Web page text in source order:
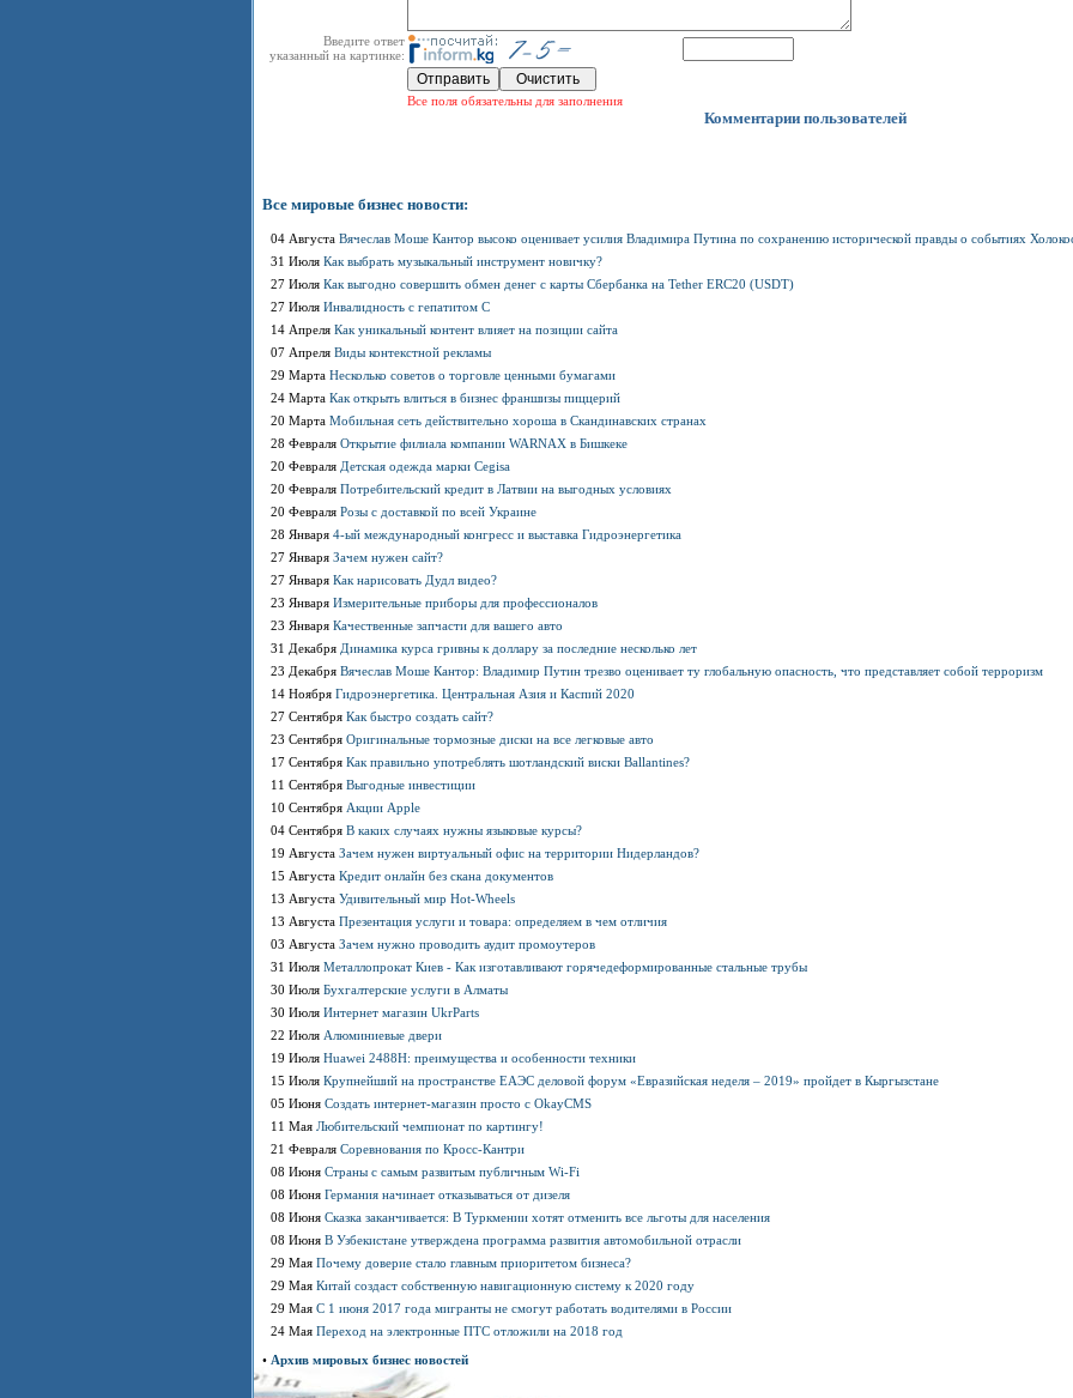
Введите ответ
указанный на картинке:
Все поля обязательны для заполнения
Комментарии пользователей
Все мировые бизнес новости:
04 Августа Вячеслав Моше Кантор высоко оценивает усилия Владимира Путина по сохранению исторической правды о событиях
31 Июля Как выбрать музыкальный инструмент новичку?
27 Июля Как выгодно совершить обмен денег с карты Сбербанка на Tether ERC20 (USDT)
27 Июля Инвалидность с гепатитом С
14 Апреля Как уникальный контент влияет на позиции сайта
07 Апреля Виды контекстной рекламы
29 Марта Несколько советов о торговле ценными бумагами
24 Марта Как открыть влиться в бизнес франшизы пиццерий
20 Марта Мобильная сеть действительно хороша в Скандинавских странах
28 Февраля Открытие филиала компании WARNAX в Бишкеке
20 Февраля Детская одежда марки Cegisa
20 Февраля Потребительский кредит в Латвии на выгодных условиях
20 Февраля Розы с доставкой по всей Украине
28 Января 4-ый международный конгресс и выставка Гидроэнергетика
27 Января Зачем нужен сайт?
27 Января Как нарисовать Дудл видео?
23 Января Измерительные приборы для профессионалов
23 Января Качественные запчасти для вашего авто
31 Декабря Динамика курса гривны к доллару за последние несколько лет
23 Декабря Вячеслав Моше Кантор: Владимир Путин трезво оценивает ту глобальную опасность, что представляет собой терроризм
14 Ноября Гидроэнергетика. Центральная Азия и Каспий 2020
27 Сентября Как быстро создать сайт?
23 Сентября Оригинальные тормозные диски на все легковые авто
17 Сентября Как правильно употреблять шотландский виски Ballantines?
11 Сентября Выгодные инвестиции
10 Сентября Акции Apple
04 Сентября В каких случаях нужны языковые курсы?
19 Августа Зачем нужен виртуальный офис на территории Нидерландов?
15 Августа Кредит онлайн без скана документов
13 Августа Удивительный мир Hot-Wheels
13 Августа Презентация услуги и товара: определяем в чем отличия
03 Августа Зачем нужно проводить аудит промоутеров
31 Июля Металлопрокат Киев - Как изготавливают горячедеформированные стальные трубы
30 Июля Бухгалтерские услуги в Алматы
30 Июля Интернет магазин UkrParts
22 Июля Алюминиевые двери
19 Июля Huawei 2488H: преимущества и особенности техники
15 Июля Крупнейший на пространстве ЕАЭС деловой форум «Евразийская неделя – 2019» пройдет в Кыргызстане
05 Июня Создать интернет-магазин просто с OkayCMS
11 Мая Любительский чемпионат по картингу!
21 Февраля Соревнования по Кросс-Кантри
08 Июня Страны с самым развитым публичным Wi-Fi
08 Июня Германия начинает отказываться от дизеля
08 Июня Сказка заканчивается: В Туркмении хотят отменить все льготы для населения
08 Июня В Узбекистане утверждена программа развития автомобильной отрасли
29 Мая Почему доверие стало главным приоритетом бизнеса?
29 Мая Китай создаст собственную навигационную систему к 2020 году
29 Мая С 1 июня 2017 года мигранты не смогут работать водителями в России
24 Мая Переход на электронные ПТС отложили на 2018 год
• Архив мировых бизнес новостей